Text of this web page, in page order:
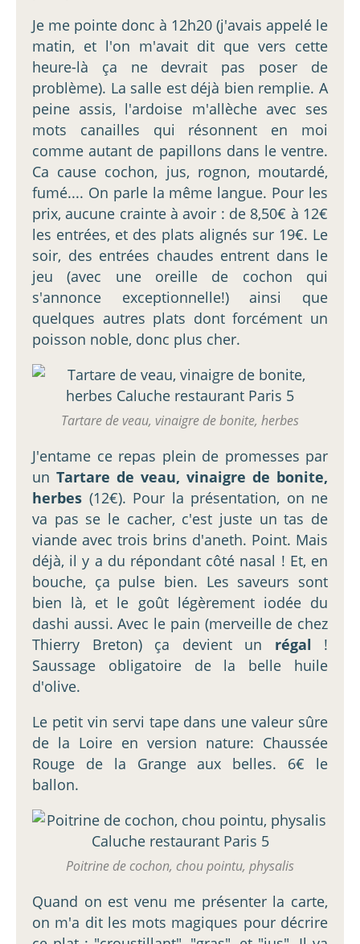
Je me pointe donc à 12h20 (j'avais appelé le
matin, et l'on m'avait dit que vers cette
heure-là ça ne devrait pas poser de
problème). La salle est déjà bien remplie. A
peine assis, l'ardoise m'allèche avec ses
mots canailles qui résonnent en moi
comme autant de papillons dans le ventre.
Ca cause cochon, jus, rognon, moutardé,
fumé.... On parle la même langue. Pour les
prix, aucune crainte à avoir : de 8,50€ à 12€
les entrées, et des plats alignés sur 19€. Le
soir, des entrées chaudes entrent dans le
jeu (avec une oreille de cochon qui
s'annonce exceptionnelle!) ainsi que
quelques autres plats dont forcément un
poisson noble, donc plus cher.
Tartare de veau, vinaigre de bonite, herbes
J'entame ce repas plein de promesses par
un Tartare de veau, vinaigre de bonite,
herbes (12€). Pour la présentation, on ne
va pas se le cacher, c'est juste un tas de
viande avec trois brins d'aneth. Point. Mais
déjà, il y a du répondant côté nasal ! Et, en
bouche, ça pulse bien. Les saveurs sont
bien là, et le goût légèrement iodée du
dashi aussi. Avec le pain (merveille de chez
Thierry Breton) ça devient un régal !
Saussage obligatoire de la belle huile
d'olive.
Le petit vin servi tape dans une valeur sûre
de la Loire en version nature: Chaussée
Rouge de la Grange aux belles. 6€ le
ballon.
Poitrine de cochon, chou pointu, physalis
Quand on est venu me présenter la carte,
on m'a dit les mots magiques pour décrire